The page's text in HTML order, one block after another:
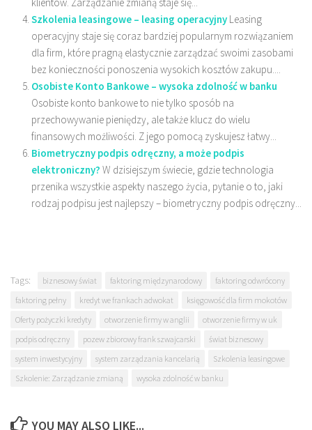
klientów. Zarządzanie zmianą staje się...
Szkolenia leasingowe – leasing operacyjny Leasing
operacyjny staje się coraz bardziej popularnym rozwiązaniem
dla firm, które pragną elastycznie zarządzać swoimi zasobami
bez konieczności ponoszenia wysokich kosztów zakupu....
Osobiste Konto Bankowe – wysoka zdolność w banku
Osobiste konto bankowe to nie tylko sposób na
przechowywanie pieniędzy, ale także klucz do wielu
finansowych możliwości. Z jego pomocą zyskujesz łatwy...
Biometryczny podpis odręczny, a może podpis
elektroniczny? W dzisiejszym świecie, gdzie technologia
przenika wszystkie aspekty naszego życia, pytanie o to, jaki
rodzaj podpisu jest najlepszy – biometryczny podpis odręczny...
Tags: biznesowy świat faktoring międzynarodowy
faktoring odwrócony
faktoring pełny
kredyt we frankach adwokat
księgowość dla firm mokotów
Oferty pożyczki kredyty
otworzenie firmy w anglii
otworzenie firmy w uk
podpis odręczny
pozew zbiorowy frank szwajcarski
świat biznesowy
system inwestycyjny
system zarządzania kancelarią
Szkolenia leasingowe
Szkolenie: Zarządzanie zmianą
wysoka zdolność w banku
YOU MAY ALSO LIKE...